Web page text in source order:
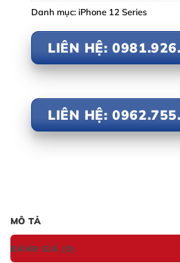
Danh mục:iPhone 12 Series
LIÊN HỆ:
LIÊN HỆ:
MÔ TẢ
ĐÁNH GIÁ (0)